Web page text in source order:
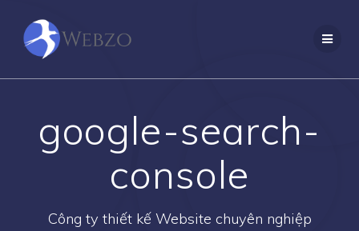
google-search-
console
Công ty thiết kế Website chuyên nghiệp